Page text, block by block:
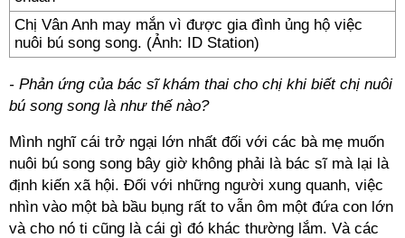
Chị Vân Anh may mắn vì được gia đình ủng hộ việc
nuôi bú song song. (Ảnh: ID Station)
- Phản ứng của bác sĩ khám thai cho chị khi biết chị nuôi
bú song song là như thế nào?
Mình nghĩ cái trở ngại lớn nhất đối với các bà mẹ muốn
nuôi bú song song bây giờ không phải là bác sĩ mà lại là
định kiến xã hội. Đối với những người xung quanh, việc
nhìn vào một bà bầu bụng rất to vẫn ôm một đứa con lớn
và cho nó ti cũng là cái gì đó khác thường lắm. Và các